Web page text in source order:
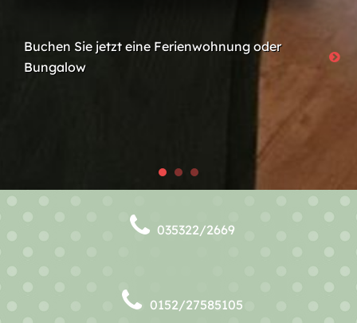
Buchen Sie jetzt eine Ferienwohnung oder
Bungalow
035322/2669
0152/27585105